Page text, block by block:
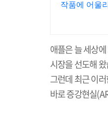
작품에 어울
애플은 늘 세상
시장을 선도해
그런데 최근 이
바로 증강현실